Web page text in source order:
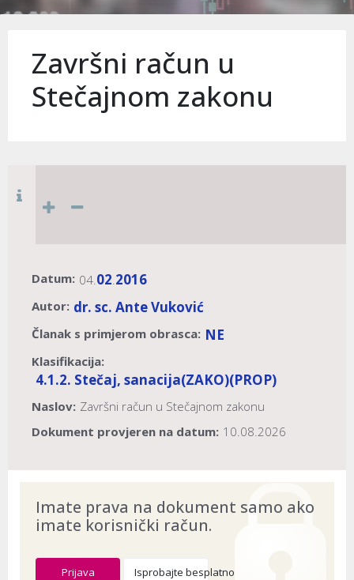
Završni račun u
Stečajnom zakonu
Datum: 04.02.2016
Autor: dr. sc. Ante Vuković
Članak s primjerom obrasca: NE
Klasifikacija:
4.1.2. Stečaj, sanacija(ZAKO)(PROP)
Naslov: Završni račun u Stečajnom zakonu
Dokument provjeren na datum: 10.08.2026
Imate prava na dokument samo ako
imate korisnički račun.
Prijava Isprobajte besplatno